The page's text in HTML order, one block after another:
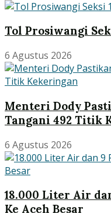
Tol Prosiwangi
6 Agustus 2026
Menteri Dody
Tangani 492 Titik
6 Agustus 2026
18.000 Liter Air
Ke Aceh Besar